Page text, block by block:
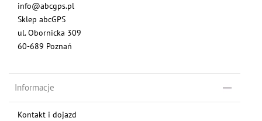
info@abcgps.pl
Sklep abcGPS
ul. Obornicka 309
60-689 Poznań
Informacje
Kontakt i dojazd